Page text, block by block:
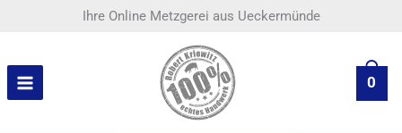
Ihre Online Metzgerei aus Ueckermünde
0
Beliebtheit